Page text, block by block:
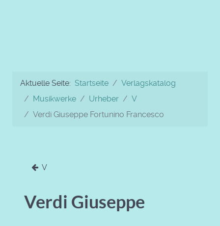
Aktuelle Seite: Startseite
Verlagskatalog
Musikwerke
Urheber
V
Verdi Giuseppe Fortunino Francesco
V
Verdi Giuseppe